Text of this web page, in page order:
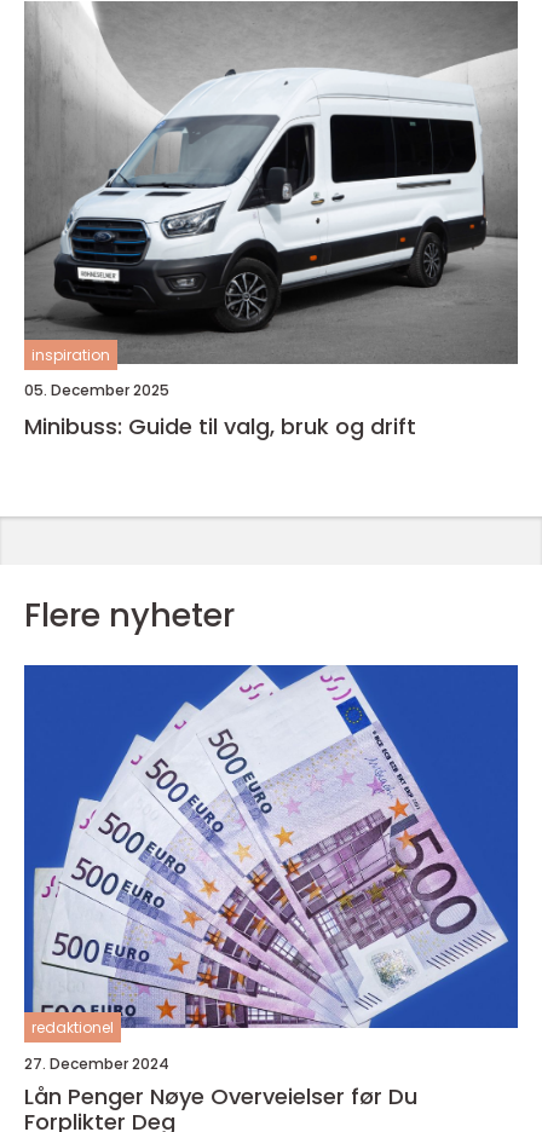
inspiration
05. December 2025
Minibuss: Guide til valg, bruk og drift
Flere nyheter
redaktionel
27. December 2024
Lån Penger Nøye Overveielser før Du
Forplikter Deg